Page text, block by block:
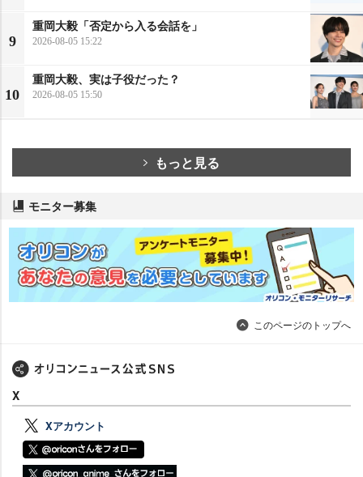
9
重岡大毅「否定から入る会話を」
2026-08-05 15:22
10
重岡大毅、実は子役だった？
2026-08-05 15:50
もっと見る
モニター募集
このページのトップへ
X
Xアカウント